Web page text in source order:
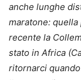
anche lunghe
maratone: quella
recente la
stato in Africa
ritornarci